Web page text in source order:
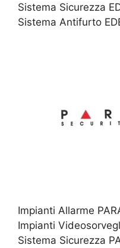
Sistema Sicurezza
Sistema Antifurto
Impianti Allarme
Impianti
Sistema Sicurezza